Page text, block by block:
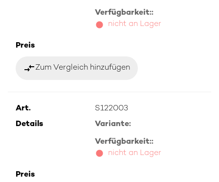
Verfügbarkeit::
nicht an Lager
Preis
compare_arrowsZum Vergleich hinzufügen
Art.
S122003
Details
Variante:
Verfügbarkeit::
nicht an Lager
Preis